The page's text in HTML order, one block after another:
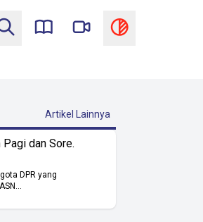
Artikel Lainnya
dan Sore.
DPR yang